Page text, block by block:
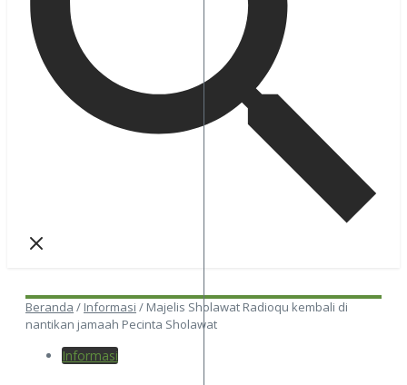
Beranda / Informasi / Majelis Sholawat Radioqu kembali di
nantikan jamaah Pecinta Sholawat
Informasi